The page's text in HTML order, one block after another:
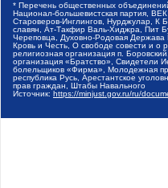
* Перечень общественных
Национал-большевистская партия,
Староверов-Инглингов, Нурджулар, К
славян, Ат-Такфир Валь-Хиджра, Пит
Череповца, Духовно-Родовая Держава
Кровь и Честь, О свободе совести и о
религиозная организация п.
организация «Братство», Свидетели
болельщиков «Фирма», Молодежная
республика Русь, Арестантское
прав граждан, Штабы Навального
Источник: https://minjust.gov.ru/ru/